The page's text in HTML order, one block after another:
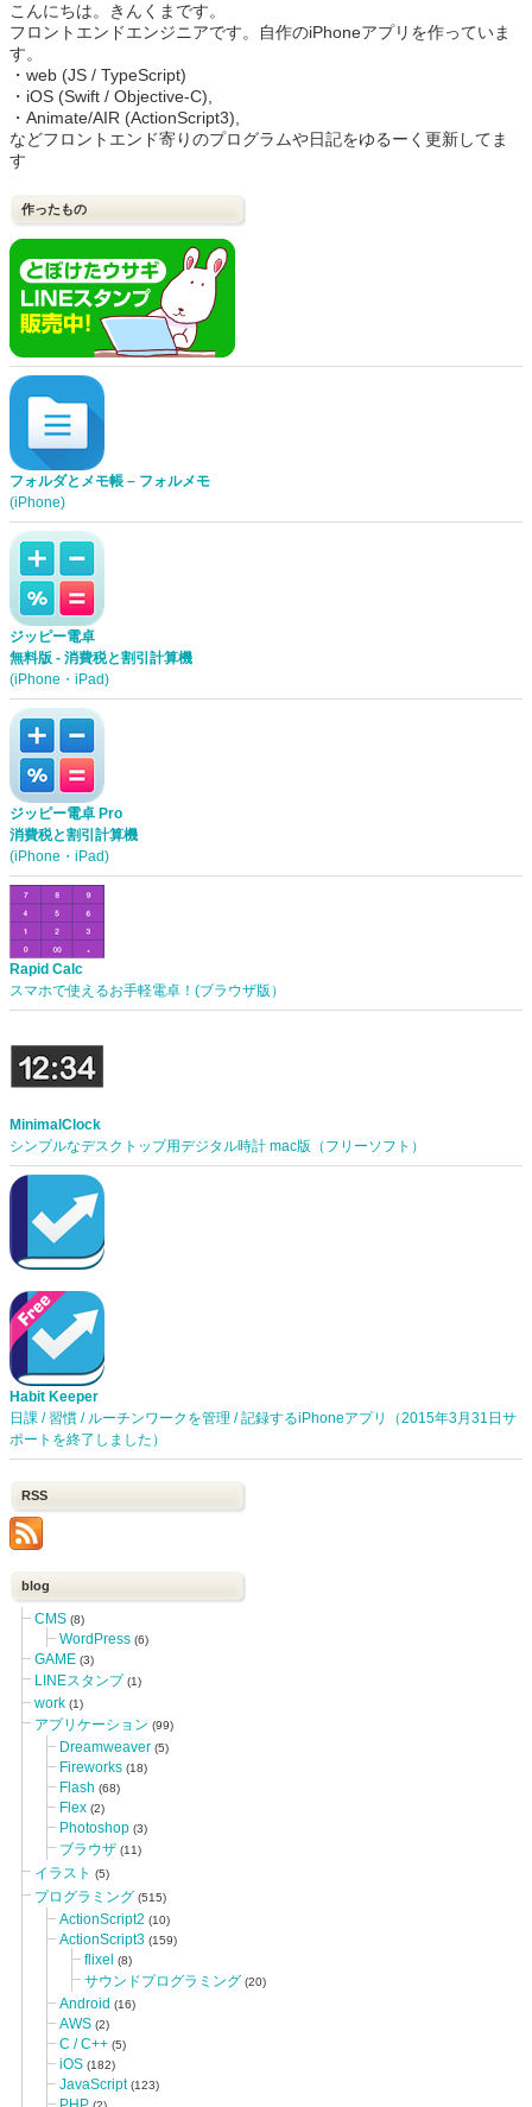
こんにちは。きんくまです。
フロントエンドエンジニアです。自作のiPhoneアプリを作っていま
す。
・web (JS / TypeScript)
・iOS (Swift / Objective-C),
・Animate/AIR (ActionScript3),
などフロントエンド寄りのプログラムや日記をゆるーく更新してま
す
作ったもの
フォルダとメモ帳 – フォルメモ
(iPhone)
ジッピー電卓
無料版 - 消費税と割引計算機
(iPhone・iPad)
ジッピー電卓 Pro
消費税と割引計算機
(iPhone・iPad)
Rapid Calc
スマホで使えるお手軽電卓！(ブラウザ版）
MinimalClock
シンプルなデスクトップ用デジタル時計 mac版（フリーソフト）
Habit Keeper
日課 / 習慣 / ルーチンワークを管理 / 記録するiPhoneアプリ（2015年3月31日サ
ポートを終了しました）
RSS
blog
CMS (8)
WordPress (6)
GAME (3)
LINEスタンプ (1)
work (1)
アプリケーション (99)
Dreamweaver (5)
Fireworks (18)
Flash (68)
Flex (2)
Photoshop (3)
ブラウザ (11)
イラスト (5)
プログラミング (515)
ActionScript2 (10)
ActionScript3 (159)
flixel (8)
サウンドプログラミング (20)
Android (16)
AWS (2)
C / C++ (5)
iOS (182)
JavaScript(123)